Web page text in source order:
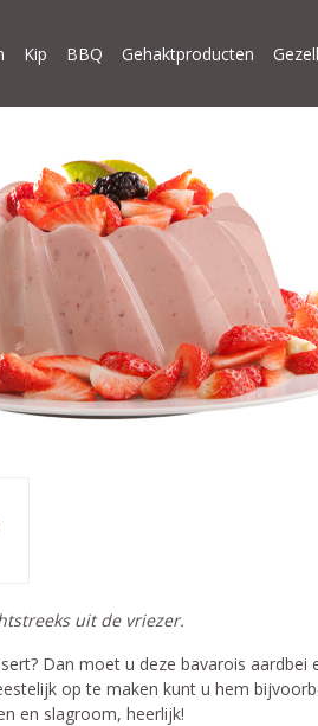
Kip BBQ Gehaktproducten
uit de vriezer.
Dan moet u deze bavarois aardbei
op te maken kunt u hem
en slagroom, heerlijk!